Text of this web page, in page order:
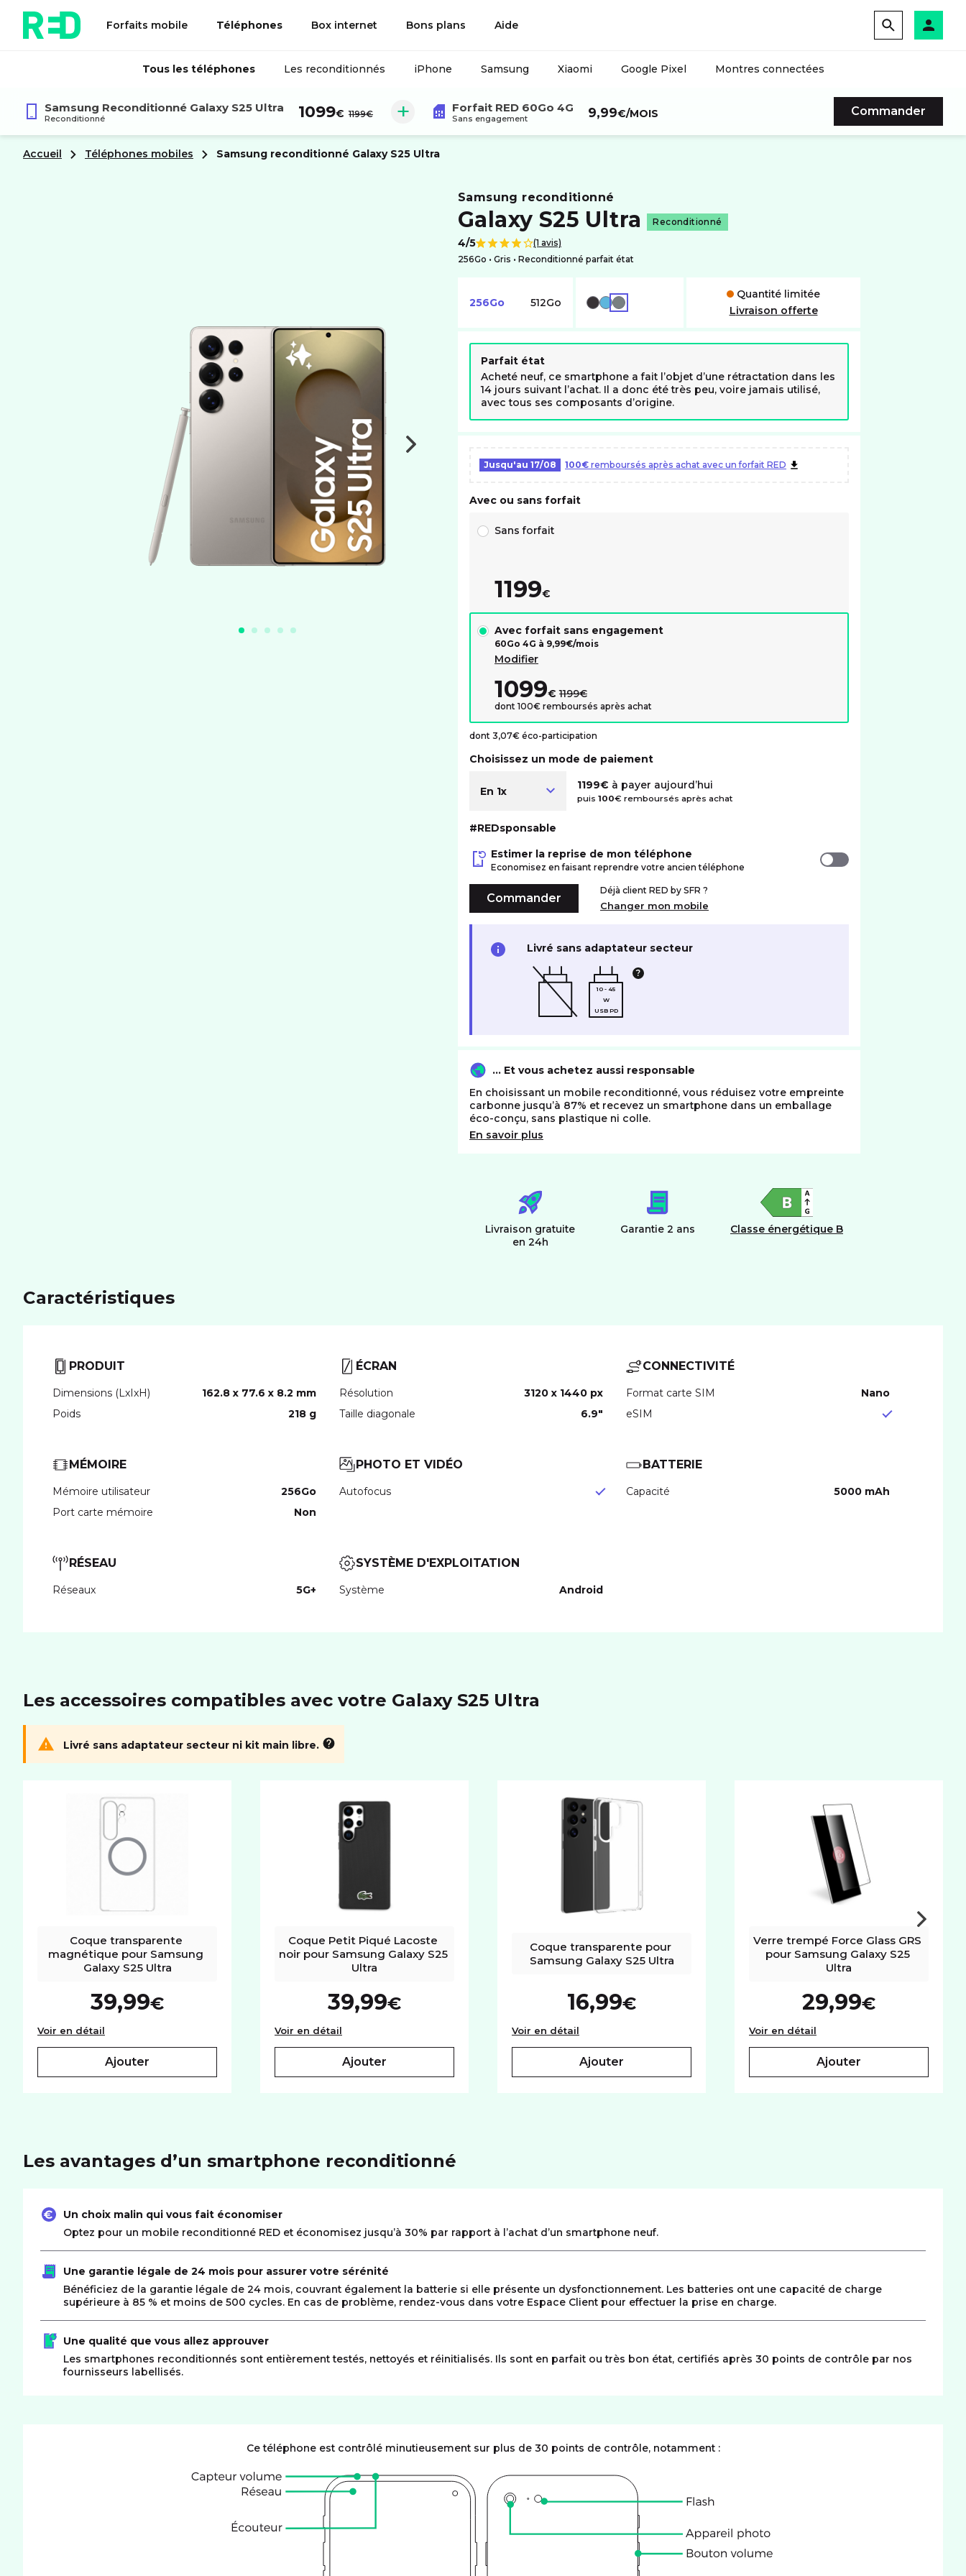
Forfaits mobile Téléphones Box internet Bons plans Aide
Tous les téléphones Les reconditionnés iPhone Samsung Xiaomi Google Pixel Montres connectées
Samsung Reconditionné Galaxy S25 Ultra
Reconditionné 1099€ au lieu de :
1199€ Forfait RED 60Go 4G
Sans engagement 9,99€/MOIS Commander
Accueil Téléphones mobiles samsung reconditionné Galaxy S25 Ultra
samsung reconditionné
Galaxy S25 Ultra Reconditionné
Note de
4/5
(1 avis)
256Go •
gris • Reconditionné parfait état
256Go 512Go NOIR BLEU GRIS
Quantité limitée
Livraison offerte
Parfait état
Acheté neuf, ce smartphone a fait l’objet d’une rétractation dans les
14 jours suivant l’achat. Il a donc été très peu, voire jamais utilisé,
avec tous ses composants d’origine.
Jusqu'au 17/08 100€ remboursés après achat avec un forfait RED
Avec ou sans forfait
Sans forfait
1199€
Avec forfait sans engagement
60Go 4G à 9,99€/mois
Modifier
1099€ 1199€
dont 100€ remboursés après achat
dont 3,07€ éco-participation
Choisissez un mode de paiement
En 1x 1199€ à payer aujourd’hui
puis 100€ remboursés après achat
#REDsponsable
Estimer la reprise de mon téléphone
Economisez en faisant reprendre votre ancien téléphone
Commander
Déjà client RED by SFR ?
Changer mon mobile
Livré sans adaptateur secteur
10 - 45
W
USB PD
… Et vous achetez aussi responsable
En choisissant un mobile reconditionné, vous réduisez votre empreinte
carbonne jusqu’à 87% et recevez un smartphone dans un emballage
éco-conçu, sans plastique ni colle.
En savoir plus
Livraison gratuite
en 24h
Garantie 2 ans Classe énergétique B
Caractéristiques
PRODUIT
Dimensions (LxIxH)
162.8 x 77.6 x 8.2 mm
Poids
218 g
ÉCRAN
Résolution
3120 x 1440 px
Taille diagonale
6.9"
CONNECTIVITÉ
Format carte SIM
nano
eSIM
MÉMOIRE
Mémoire utilisateur
256Go
Port carte mémoire
Non
PHOTO ET VIDÉO
Autofocus
BATTERIE
Capacité 5000 mAh
RÉSEAU
Réseaux 5G+
SYSTÈME D'EXPLOITATION
Système Android
Les accessoires compatibles avec votre Galaxy S25 Ultra
Livré sans adaptateur secteur ni kit main libre.
Coque transparente
magnétique pour Samsung
Galaxy S25 Ultra
39,99€
Voir en détail Coque transparente magnétique pour Samsung Galaxy S25 Ultra
ajouter
Coque Petit Piqué Lacoste
noir pour Samsung Galaxy S25
Ultra
39,99€
Voir en détail Coque Petit Piqué Lacoste noir pour Samsung Galaxy S25 Ultra
ajouter
Coque transparente pour
Samsung Galaxy S25 Ultra
16,99€
Voir en détail Coque transparente pour Samsung Galaxy S25 Ultra
ajouter
Verre trempé Force Glass GRS
pour Samsung Galaxy S25
Ultra
29,99€
Voir en détail
ajouter
Les avantages d’un smartphone reconditionné
Un choix malin qui vous fait économiser
Optez pour un mobile reconditionné RED et économisez jusqu’à 30% par rapport à l’achat d’un smartphone neuf.
Une garantie légale de 24 mois pour assurer votre sérénité
Bénéficiez de la garantie légale de 24 mois, couvrant également la batterie si elle présente un dysfonctionnement. Les batteries ont une capacité de charge
supérieure à 85 % et moins de 500 cycles. En cas de problème, rendez-vous dans votre Espace Client pour effectuer la prise en charge.
Une qualité que vous allez approuver
Les smartphones reconditionnés sont entièrement testés, nettoyés et réinitialisés. Ils sont en parfait ou très bon état, certifiés après 30 points de contrôle par nos
fournisseurs labellisés.
Ce téléphone est contrôlé minutieusement sur plus de 30 points de contrôle, notamment :